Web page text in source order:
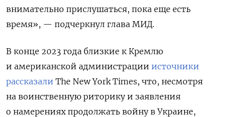
внимательно прислушаться, пока еще есть
время», — подчеркнул глава МИД.
В конце 2023 года близкие к Кремлю
и американской администрации источники
рассказали The New York Times, что, несмотря
на воинственную риторику и заявления
о намерениях продолжать войну в Украине,